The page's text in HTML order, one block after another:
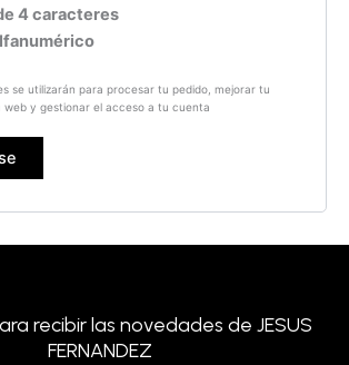
4 caracteres
se utilizarán para procesar tu pedido, mejorar tu
web y gestionar el acceso a tu cuenta
recibir las novedades de JESUS
FERNANDEZ